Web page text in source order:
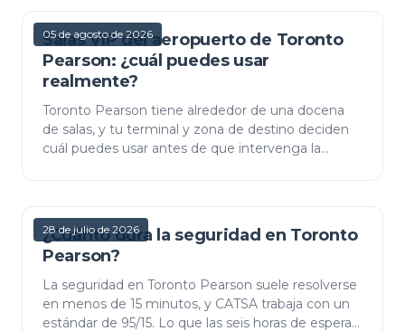
05 de agosto de 2026
Salas VIP del aeropuerto de Toronto
Pearson: ¿cuál puedes usar
realmente?
Toronto Pearson tiene alrededor de una docena
de salas, y tu terminal y zona de destino deciden
cuál puedes usar antes de que intervenga la
28 de julio de 2026
¿Cuánto dura la seguridad en Toronto
Pearson?
La seguridad en Toronto Pearson suele resolverse
en menos de 15 minutos, y CATSA trabaja con un
estándar de 95/15. Lo que las seis horas de espera